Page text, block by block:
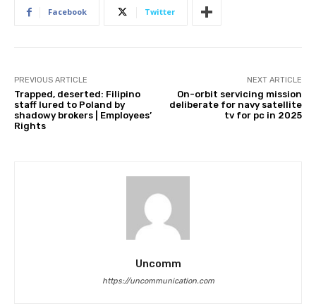
Facebook Twitter
PREVIOUS ARTICLE
Trapped, deserted: Filipino
staff lured to Poland by
shadowy brokers | Employees’
Rights
NEXT ARTICLE
On-orbit servicing mission
deliberate for navy satellite
tv for pc in 2025
Uncomm
https://uncommunication.com